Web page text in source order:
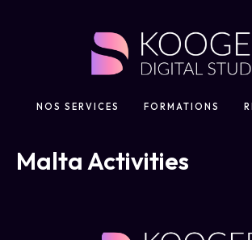
NOS SERVICES FORMATIONS
Malta Activities